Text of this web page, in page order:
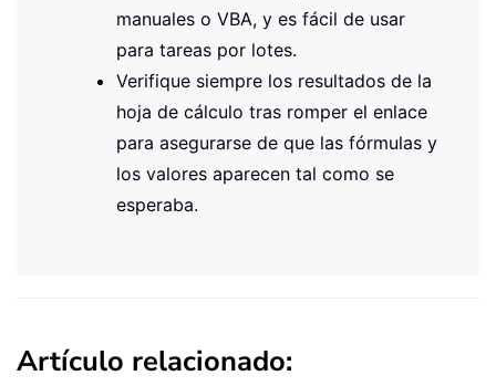
manuales o VBA, y es fácil de usar
para tareas por lotes.
Verifique siempre los resultados de la
hoja de cálculo tras romper el enlace
para asegurarse de que las fórmulas y
los valores aparecen tal como se
esperaba.
Artículo relacionado: